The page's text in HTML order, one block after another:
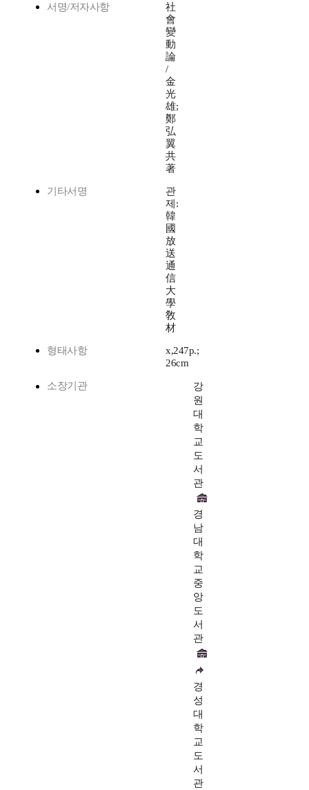
서명/저자사항
社
會
變
動
論
/
金
光
雄;
鄭
弘
翼
共
著
기타서명
관
제:
韓
國
放
送
通
信
大
學
敎
材
형태사항
x,247p.;
26cm
소장기관
강
원
대
학
교
도
서
관
경
남
대
학
교
중
앙
도
서
관
경
성
대
학
교
도
서
관